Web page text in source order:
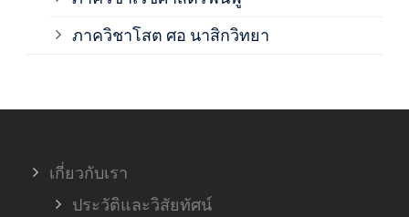
ภาควิชาโสต ศอ นาสิกวิทยา
เกี่ยวกับเรา
ประวัติและวิสัยทัศน์